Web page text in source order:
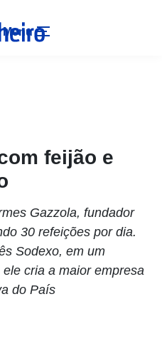
Menu
feijão e
Gazzola, fundador
30 refeições por dia.
Sodexo, em um
cria a maior empresa
do País